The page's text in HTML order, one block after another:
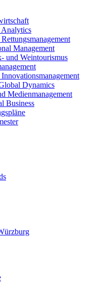
Analytics
Management
und Weintourismus
Dynamics
Medienmanagement
Business